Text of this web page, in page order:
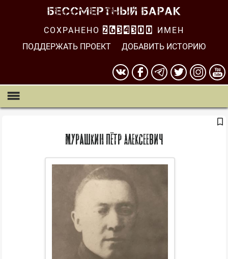
СОХРАНЕНО 2634300
ИМЕН
ПОДДЕРЖАТЬ ПРОЕКТ
ДОБАВИТЬ ИСТОРИЮ
Мурашкин Пётр Алексеевич